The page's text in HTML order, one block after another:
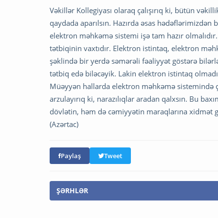
Vəkillər Kollegiyası olaraq çalışırıq ki, bütün
qaydada aparılsın. Hazırda əsas
elektron məhkəmə sistemi işə tam hazır
tətbiqinin vaxtıdır. Elektron istintaq, elektron
şəklində bir yerdə səmərəli fəaliyyət göstərə
tətbiq edə biləcəyik. Lakin elektron istintaq
Müəyyən hallarda elektron məhkəmə sistemində
arzulayırıq ki, narazılıqlar aradan qalxsın. Bu
dövlətin, həm də cəmiyyətin maraqlarına xidmət
(Azərtac)
Paylaş Tweet
ŞƏRHLƏR